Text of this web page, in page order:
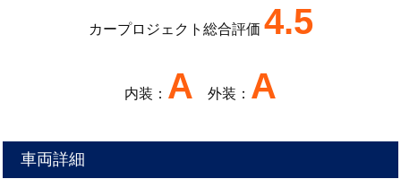
カープロジェクト総合評価 4.5
内装： A 外装： A
車両詳細